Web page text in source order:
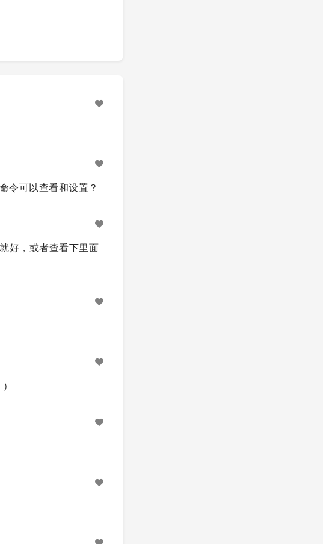
可以查看和设置？
好，或者查看下里面